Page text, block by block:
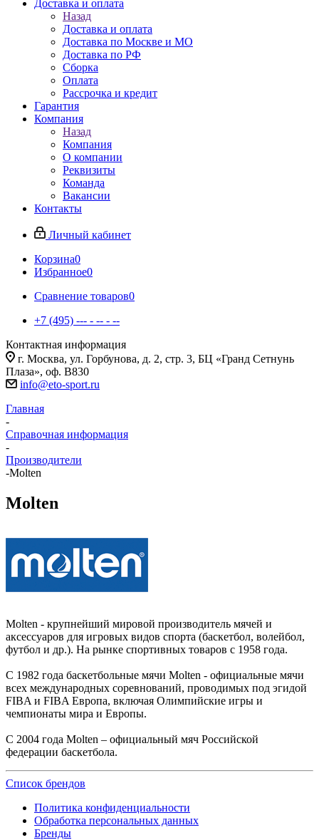
Доставка и оплата
Назад
Доставка и оплата
Доставка по Москве и МО
Доставка по РФ
Сборка
Оплата
Рассрочка и кредит
Гарантия
Компания
Назад
Компания
О компании
Реквизиты
Команда
Вакансии
Контакты
Личный кабинет
Корзина0
Избранное0
Сравнение товаров0
+7 (495) --- - -- - --
Контактная информация
г. Москва, ул. Горбунова, д. 2, стр. 3, БЦ «Гранд Сетнунь
Плаза», оф. В830
info@eto-sport.ru
Главная
-
Справочная информация
-
Производители
-Molten
Molten
Molten - крупнейший мировой производитель мячей и
аксессуаров для игровых видов спорта (баскетбол, волейбол,
футбол и др.). На рынке спортивных товаров с 1958 года.
C 1982 года баскетбольные мячи Molten - официальные мячи
всех международных соревнований, проводимых под эгидой
FIBA и FIBA Европа, включая Олимпийские игры и
чемпионаты мира и Европы.
С 2004 года Molten – официальный мяч Российской
федерации баскетбола.
Список брендов
Политика конфиденциальности
Обработка персональных данных
Бренды